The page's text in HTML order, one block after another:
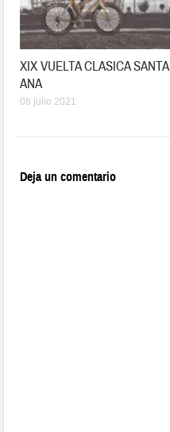
XIX VUELTA CLASICA SANTA
ANA
08 julio 2021
Deja un comentario